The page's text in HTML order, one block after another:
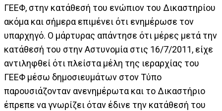
ΓΕΕΦ, στην κατάθεσή του ενώπιον του Δικαστηρίου
ακόμα και σήμερα επιμένει ότι ενημέρωσε τον
υπαρχηγό. Ο μάρτυρας απάντησε ότι μέρες μετά την
κατάθεσή του στην Αστυνομία στις 16/7/2011, είχε
αντιληφθεί ότι πλείστα μέλη της ιεραρχίας του
ΓΕΕΦ μέσω δημοσιευμάτων στον Τύπο
παρουσιάζονταν ανενημέρωτα και το Δικαστήριο
έπρεπε να γνωρίζει όταν έδινε την κατάθεσή του